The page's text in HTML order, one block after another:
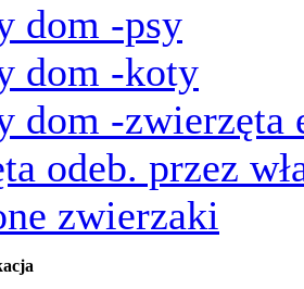
dom -psy
dom -koty
dom -zwierzęta
odeb. przez
zwierzaki